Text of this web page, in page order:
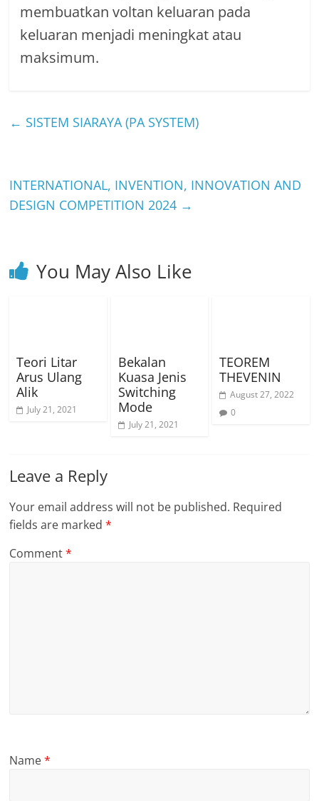
membuatkan voltan keluaran pada
keluaran menjadi meningkat atau
maksimum.
← SISTEM SIARAYA (PA SYSTEM)
INTERNATIONAL, INVENTION, INNOVATION AND
DESIGN COMPETITION 2024 →
You May Also Like
Teori Litar
Arus Ulang
Alik
July 21, 2021
Bekalan
Kuasa Jenis
Switching
Mode
July 21, 2021
TEOREM
THEVENIN
August 27, 2022
0
Leave a Reply
Your email address will not be published. Required
fields are marked*
Comment*
Name*